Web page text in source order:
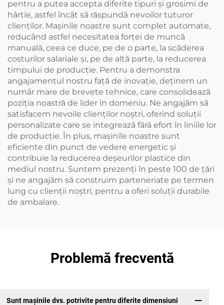
pentru a putea accepta diferite tipuri și grosimi de
hârtie, astfel încât să răspundă nevoilor tuturor
clienților. Mașinile noastre sunt complet automate,
reducând astfel necesitatea forței de muncă
manuală, ceea ce duce, pe de o parte, la scăderea
costurilor salariale și, pe de altă parte, la reducerea
timpului de producție. Pentru a demonstra
angajamentul nostru față de inovație, deținem un
număr mare de brevete tehnice, care consolidează
poziția noastră de lider în domeniu. Ne angajăm să
satisfacem nevoile clienților noștri, oferind soluții
personalizate care se integrează fără efort în liniile lor
de producție. În plus, mașinile noastre sunt
eficiente din punct de vedere energetic și
contribuie la reducerea deșeurilor plastice din
mediul nostru. Suntem prezenți în peste 100 de țări
și ne angajăm să construim parteneriate pe termen
lung cu clienții noștri, pentru a oferi soluții durabile
de ambalare.
Problemă frecventă
Sunt mașinile dvs. potrivite pentru diferite dimensiuni